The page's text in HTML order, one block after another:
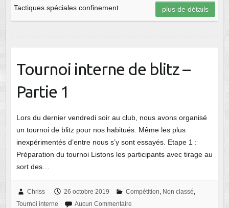
Tactiques spéciales confinement plus de détails
Tournoi interne de blitz –
Partie 1
Lors du dernier vendredi soir au club, nous avons organisé
un tournoi de blitz pour nos habitués. Même les plus
inexpérimentés d’entre nous s’y sont essayés. Etape 1 :
Préparation du tournoi Listons les participants avec tirage au
sort des…
Chriss 26 octobre 2019 Compétition Non classé
Tournoi interne
Aucun Commentaire